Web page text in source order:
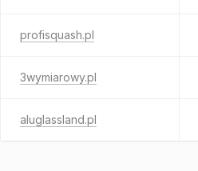
profisquash.pl
3wymiarowy.pl
aluglassland.pl